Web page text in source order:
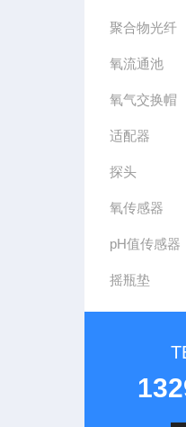
聚合物光纤
氧流通池
氧气交换帽
适配器
探头
氧传感器
pH值传感器
摇瓶垫